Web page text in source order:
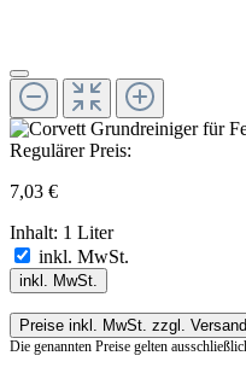
Regulärer Preis:
7,03 €
Inhalt: 1 Liter
inkl. MwSt.
inkl. MwSt.
Preise inkl. MwSt. zzgl.
Die genannten Preise gelten